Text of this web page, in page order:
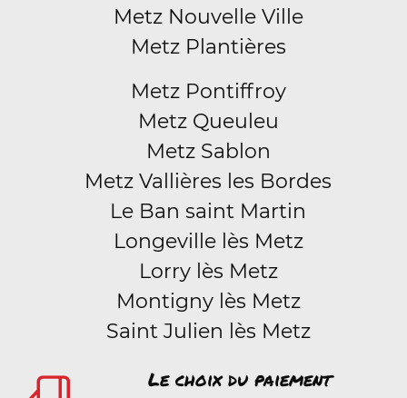
Metz Nouvelle Ville
Metz Plantières
Metz Pontiffroy
Metz Queuleu
Metz Sablon
Metz Vallières les Bordes
Le Ban saint Martin
Longeville lès Metz
Lorry lès Metz
Montigny lès Metz
Saint Julien lès Metz
Le choix du paiement